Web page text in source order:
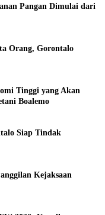
Pangan Dimulai dari
Orang, Gorontalo
Tinggi yang Akan
Boalemo
Siap Tindak
Kejaksaan